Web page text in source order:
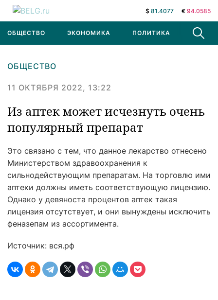
$ 81.4077 € 94.0585
ОБЩЕСТВО ЭКОНОМИКА ПОЛИТИКА В МИРЕ
ОБЩЕСТВО
11 ОКТЯБРЯ 2022, 13:22
Из аптек может исчезнуть очень
популярный препарат
Это связано с тем, что данное лекарство отнесено
Министерством здравоохранения к
сильнодействующим препаратам. На торговлю ими
аптеки должны иметь соответствующую лицензию.
Однако у девяноста процентов аптек такая
лицензия отсутствует, и они вынуждены исключить
феназепам из ассортимента.
Источник: вся.рф